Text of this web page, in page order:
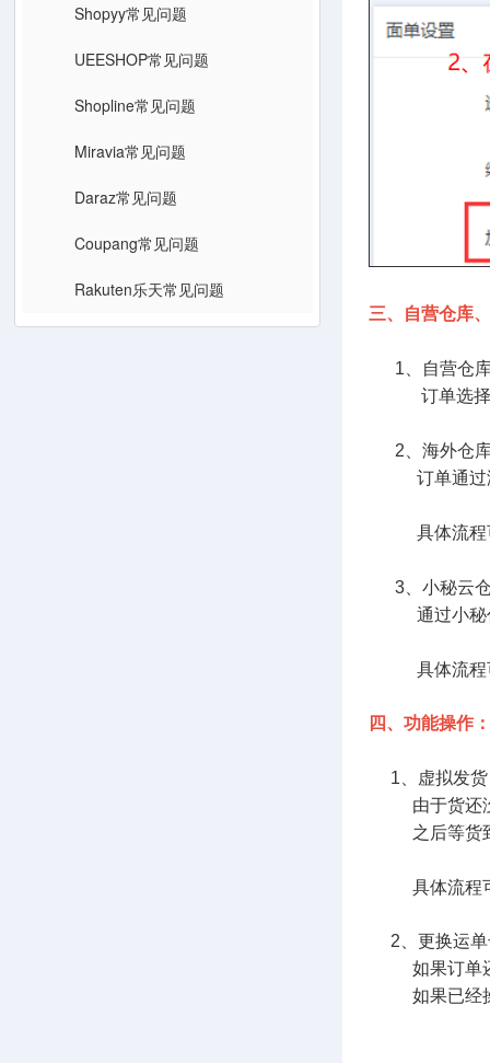
Shopyy常见问题
UEESHOP常见问题
Shopline常见问题
Miravia常见问题
Daraz常见问题
Coupang常见问题
Rakuten乐天常见问题
三、自营仓库
1、自营仓
订单选择国
2、海外仓
订单通过海
具体流程
3、小秘云
通过小秘代
具体流程
四、功能操作：
1、虚拟发货
由于货还没
之后等货到
具体流程
2、更换运单
如果订单还
如果已经操